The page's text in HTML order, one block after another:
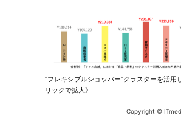
“フレキシブルショッパー”クラスターを活用
リックで拡大》
Copyright ©